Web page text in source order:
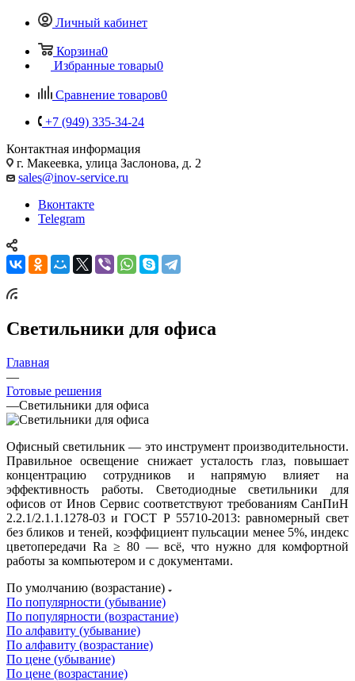
Личный кабинет
Корзина0
Избранные товары0
Сравнение товаров0
+7 (949) 335-34-24
Контактная информация
г. Макеевка, улица Заслонова, д. 2
sales@inov-service.ru
Вконтакте
Telegram
Светильники для офиса
Главная
—
Готовые решения
—Светильники для офиса
Офисный светильник — это инструмент производительности.
Правильное освещение снижает усталость глаз, повышает
концентрацию сотрудников и напрямую влияет на
эффективность работы. Светодиодные светильники для
офисов от Инов Сервис соответствуют требованиям СанПиН
2.2.1/2.1.1.1278-03 и ГОСТ Р 55710-2013: равномерный свет
без бликов и теней, коэффициент пульсации менее 5%, индекс
цветопередачи Ra ≥ 80 — всё, что нужно для комфортной
работы за компьютером и с документами.
По умолчанию (возрастание)
По популярности (убывание)
По популярности (возрастание)
По алфавиту (убывание)
По алфавиту (возрастание)
По цене (убывание)
По цене (возрастание)